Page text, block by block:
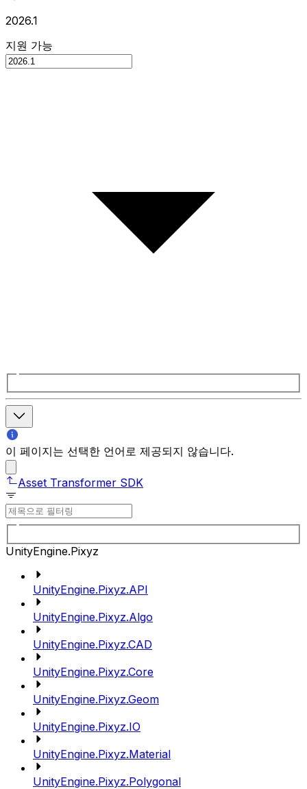
2026.1
지원 가능
이 페이지는 선택한 언어로 제공되지 않습니다.
Asset Transformer SDK
UnityEngine.Pixyz
UnityEngine.Pixyz.API
UnityEngine.Pixyz.Algo
UnityEngine.Pixyz.CAD
UnityEngine.Pixyz.Core
UnityEngine.Pixyz.Geom
UnityEngine.Pixyz.IO
UnityEngine.Pixyz.Material
UnityEngine.Pixyz.Polygonal